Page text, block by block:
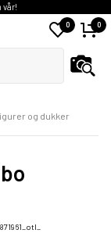
vår!
0 0
og dukker